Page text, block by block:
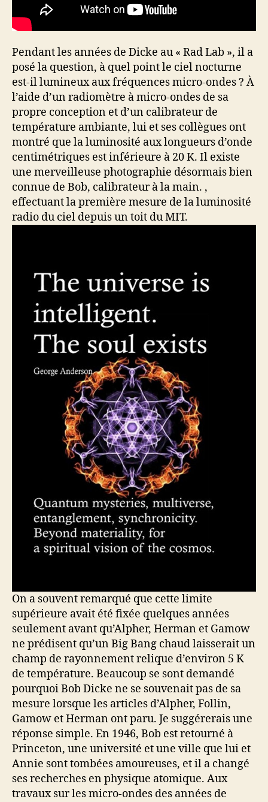
Pendant les années de Dicke au « Rad Lab », il a
posé la question, à quel point le ciel nocturne
est-il lumineux aux fréquences micro-ondes ? À
l’aide d’un radiomètre à micro-ondes de sa
propre conception et d’un calibrateur de
température ambiante, lui et ses collègues ont
montré que la luminosité aux longueurs d’onde
centimétriques est inférieure à 20 K. Il existe
une merveilleuse photographie désormais bien
connue de Bob, calibrateur à la main. ,
effectuant la première mesure de la luminosité
radio du ciel depuis un toit du MIT.
On a souvent remarqué que cette limite
supérieure avait été fixée quelques années
seulement avant qu’Alpher, Herman et Gamow
ne prédisent qu’un Big Bang chaud laisserait un
champ de rayonnement relique d’environ 5 K
de température. Beaucoup se sont demandé
pourquoi Bob Dicke ne se souvenait pas de sa
mesure lorsque les articles d’Alpher, Follin,
Gamow et Herman ont paru. Je suggérerais une
réponse simple. En 1946, Bob est retourné à
Princeton, une université et une ville que lui et
Annie sont tombées amoureuses, et il a changé
ses recherches en physique atomique. Aux
travaux sur les micro-ondes des années de